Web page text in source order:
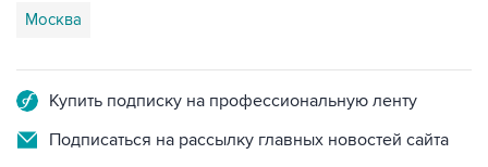
Москва
Купить подписку на профессиональную ленту
Подписаться на рассылку главных новостей сайта